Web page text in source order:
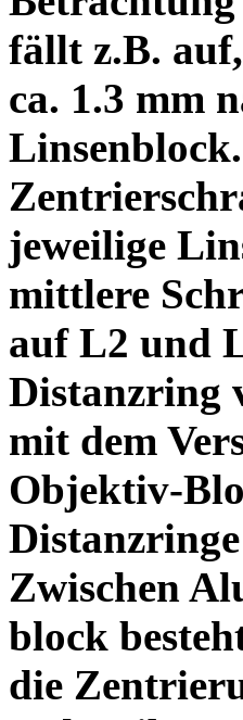
fällt z.B.
ca. 1.3 mm
jeweilige
mittlere
auf L2 und
Distanzring
mit dem
Objektiv-
Zwischen
block
die